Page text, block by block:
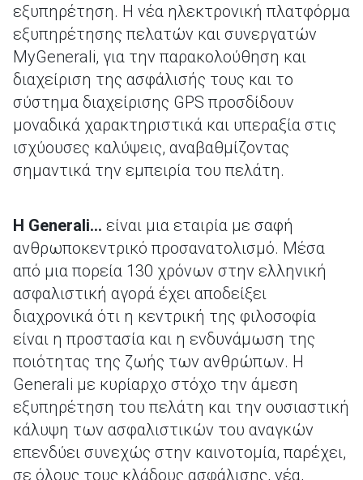
εξυπηρέτηση. Η νέα ηλεκτρονική πλατφόρμα
εξυπηρέτησης πελατών και συνεργατών
MyGenerali, για την παρακολούθηση και
διαχείριση της ασφάλισής τους και το
σύστημα διαχείρισης GPS προσδίδουν
μοναδικά χαρακτηριστικά και υπεραξία στις
ισχύουσες καλύψεις, αναβαθμίζοντας
σημαντικά την εμπειρία του πελάτη.
Η Generali… είναι μια εταιρία με σαφή
ανθρωποκεντρικό προσανατολισμό. Μέσα
από μια πορεία 130 χρόνων στην ελληνική
ασφαλιστική αγορά έχει αποδείξει
διαχρονικά ότι η κεντρική της φιλοσοφία
είναι η προστασία και η ενδυνάμωση της
ποιότητας της ζωής των ανθρώπων. Η
Generali με κυρίαρχο στόχο την άμεση
εξυπηρέτηση του πελάτη και την ουσιαστική
κάλυψη των ασφαλιστικών του αναγκών
επενδύει συνεχώς στην καινοτομία, παρέχει,
σε όλους τους κλάδους ασφάλισης, νέα,